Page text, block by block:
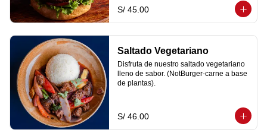
peruanita frita y 1 coca cola zero.
S/ 45.00
Saltado Vegetariano
Disfruta de nuestro saltado vegetariano
lleno de sabor. (NotBurger-carne a base
de plantas).
S/ 46.00